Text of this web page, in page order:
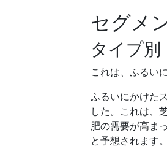
セグメ
タイプ別
これは、ふるい
ふるいにかけた
した。これは、
肥の需要が高ま
と予想されます。